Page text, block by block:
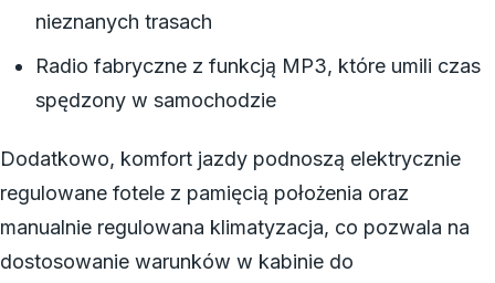
nieznanych trasach
Radio fabryczne z funkcją MP3, które umili czas
spędzony w samochodzie
Dodatkowo, komfort jazdy podnoszą elektrycznie
regulowane fotele z pamięcią położenia oraz
manualnie regulowana klimatyzacja, co pozwala na
dostosowanie warunków w kabinie do